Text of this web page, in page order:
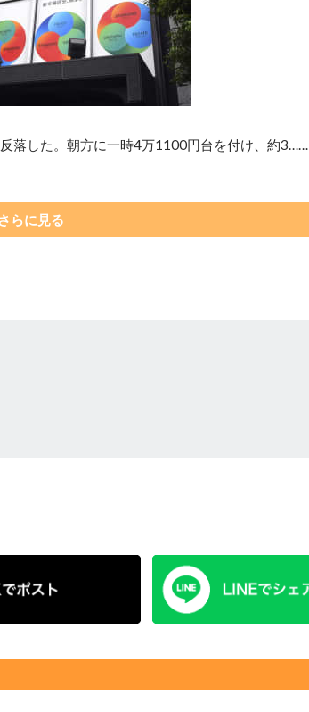
落した。朝方に一時4万1100円台を付け、約3……
さらに見る